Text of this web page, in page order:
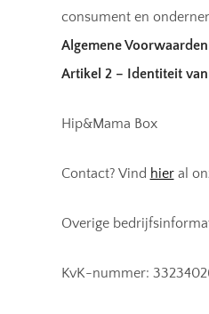
consument en
Algemene Voorwaarden
Artikel 2 – Identiteit
Hip&Mama Box
Contact? Vind hieral
Overige
KvK-nummer: